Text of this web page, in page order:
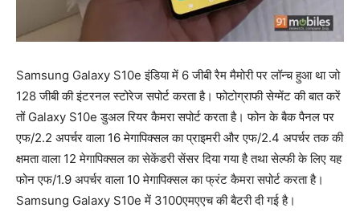
Samsung Galaxy S10e इंडिया में 6 जीबी रैम मैमोरी पर लॉन्च हुआ था जो
128 जीबी की इंटरनल स्टोरेज सपोर्ट करता है। फोटोग्राफी सेग्मेंट की बात करें
तों Galaxy S10e डुअल रियर कैमरा सपोर्ट करता है। फोन के बैक पैनल पर
एफ/2.2 अपर्चर वाला 16 मेगापिक्सल का प्राइमरी और एफ/2.4 अपर्चर तक की
क्षमता वाला 12 मेगापिक्सल का सेकेंडरी सेंसर दिया गया है तथा सेल्फी के लिए यह
फोन एफ/1.9 अपर्चर वाला 10 मेगापिक्सल का फ्रंट कैमरा सपोर्ट करता है।
Samsung Galaxy S10e में 3100एमएएच की बैटरी दी गई है।